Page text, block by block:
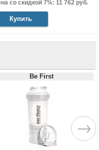
со скидкой 7%: 11 762 руб.
Купить
Be First